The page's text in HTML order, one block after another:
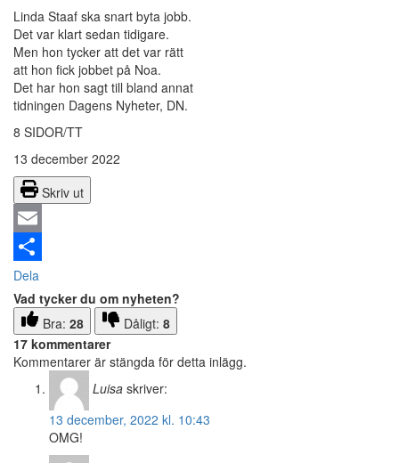
Linda Staaf ska snart byta jobb.
Det var klart sedan tidigare.
Men hon tycker att det var rätt
att hon fick jobbet på Noa.
Det har hon sagt till bland annat
tidningen Dagens Nyheter, DN.
8 SIDOR/TT
13 december 2022
Skriv ut
Email
Dela
Vad tycker du om nyheten?
Bra: 28 Dåligt: 8
17 kommentarer
Kommentarer är stängda för detta inlägg.
Luisa skriver:
13 december, 2022 kl. 10:43
OMG!